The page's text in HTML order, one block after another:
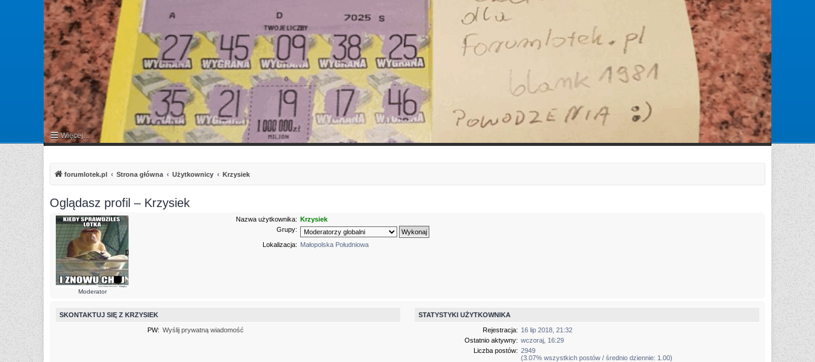
Więcej… Zaloguj się
Zarejestruj się
forumlotek.pl Strona główna Użytkownicy Krzysiek
Oglądasz profil – Krzysiek
Moderator
Nazwa użytkownika:
Krzysiek
Grupy:
Lokalizacja: Małopolska Południowa
SKONTAKTUJ SIĘ Z KRZYSIEK
PW: Wyślij prywatną wiadomość
STATYSTYKI UŻYTKOWNIKA
Rejestracja: 16 lip 2018, 21:32
Ostatnio aktywny: wczoraj, 16:29
Liczba postów: 2949
(3.07% wszystkich postów / średnio dziennie: 1.00)